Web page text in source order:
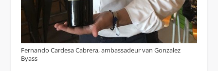
Fernando Cardesa Cabrera, ambassadeur van Gonzalez
Byass